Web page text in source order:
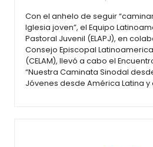
Con el anhelo de seguir
Iglesia joven”, el Equipo
Pastoral Juvenil (ELAPJ), en
Consejo Episcopal
(CELAM), llevó a cabo el
“Nuestra Caminata Sinodal
Jóvenes desde América Latina y